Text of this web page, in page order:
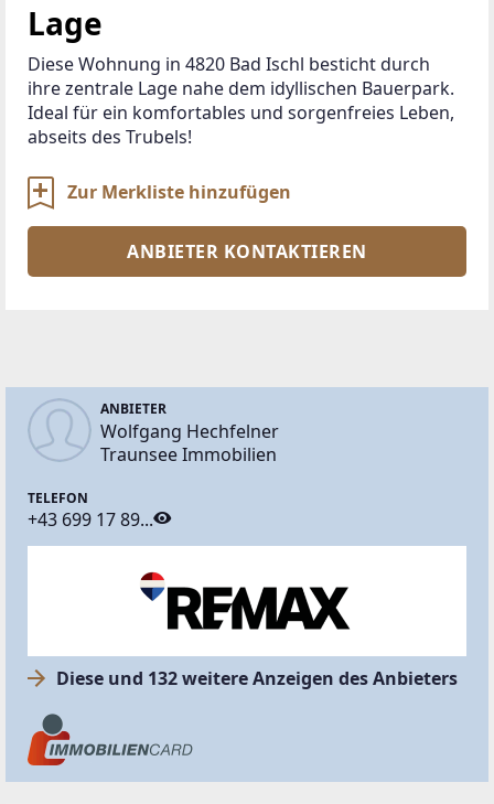
Lage
Diese Wohnung in 4820 Bad Ischl besticht durch
ihre zentrale Lage nahe dem idyllischen Bauerpark.
Ideal für ein komfortables und sorgenfreies Leben,
abseits des Trubels!
Zur Merkliste hinzufügen
ANBIETER KONTAKTIEREN
ANBIETER
Wolfgang Hechfelner
Traunsee Immobilien
TELEFON
+43 699 17 89...
Diese und 132 weitere Anzeigen des Anbieters